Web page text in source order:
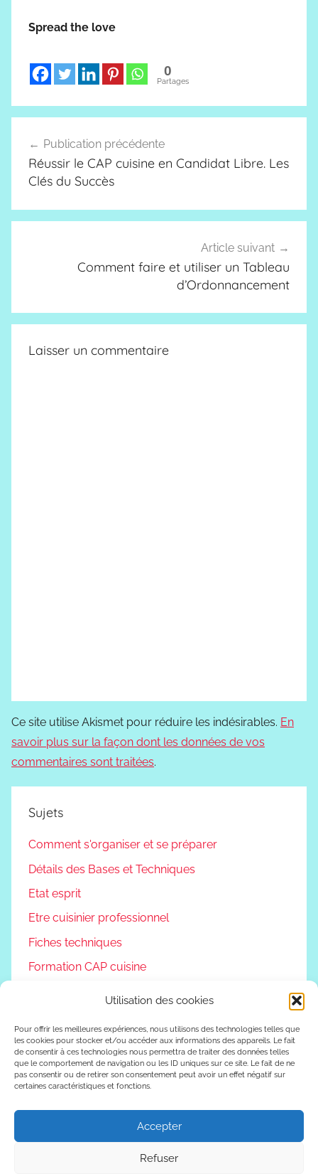
Utilisation des cookies
Pour offrir les meilleures expériences, nous utilisons des technologies telles que
les cookies pour stocker et/ou accéder aux informations des appareils. Le fait
de consentir à ces technologies nous permettra de traiter des données telles
que le comportement de navigation ou les ID uniques sur ce site. Le fait de ne
pas consentir ou de retirer son consentement peut avoir un effet négatif sur
certaines caractéristiques et fonctions.
Accepter
Refuser
Spread the love
0
Partages
de
l’article
Publication précédente
Réussir le CAP cuisine en Candidat Libre. Les
Clés du Succès
Article suivant
Comment faire et utiliser un Tableau
d’Ordonnancement
Laisser un commentaire
Ce site utilise Akismet pour réduire les indésirables. En
savoir plus sur la façon dont les données de vos
commentaires sont traitées.
Sujets
Comment s'organiser et se préparer
Détails des Bases et Techniques
Etat esprit
Etre cuisinier professionnel
Fiches techniques
Formation CAP cuisine
Reconversion professionnelle
Vivre autrement
Vlog
WordPress Theme: Donovan by ThemeZee.